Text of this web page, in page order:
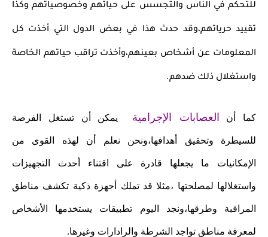
للتحكم في الناس والتجسس على حياتهم وخصوصياتهم وكذا
تقييد حرياتهم،وقد حدث هذا في بعض الدول التي أخذت كل
المعلومات عن أشخاص بعينهم،وأخذت تراقب حياتهم الخاصة
واستغلال ذلك ضدهم.
كما أن العصابات الإجرامية يمكن أن تستغل الفرصة
للسيطرة وتحقيق أهدافها،ونحن نعلم أن لهذه القوى من
الإمكانيات ما يجعلها قادرة على اقتناء أحدث التجهيزات
واستغلالها لمصلحتها ،مثلا قد تملك أجهزة ذكية تكشف مناطق
المراقبة وطرقها،ونجد اليوم تطبيقات يستخدمها الأشخاص
لمعرفة مناطق تواجد الشرطة والرادارات وغيرها.